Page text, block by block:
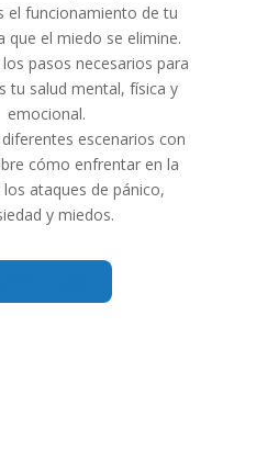
el funcionamiento de tu
que el miedo se elimine.
pasos necesarios para
tu salud mental, física y
emocional.
escenarios con
cómo enfrentar en la
los ataques de pánico,
y miedos.